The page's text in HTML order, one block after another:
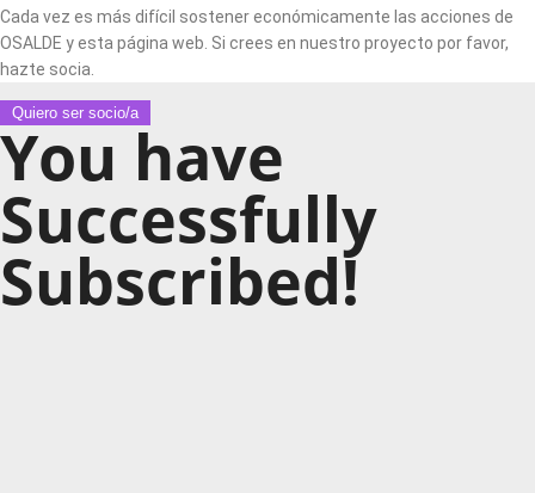
Cada vez es más difícil sostener económicamente las acciones de
OSALDE y esta página web. Si crees en nuestro proyecto por favor,
hazte socia.
Quiero ser socio/a
You have
Successfully
Subscribed!